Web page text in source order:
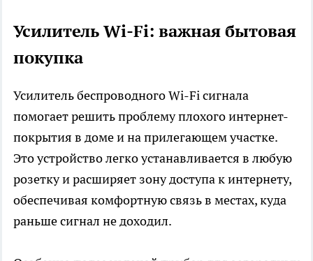
Усилитель Wi-Fi: важная бытовая
покупка
Усилитель беспроводного Wi-Fi сигнала
помогает решить проблему плохого интернет-
покрытия в доме и на прилегающем участке.
Это устройство легко устанавливается в любую
розетку и расширяет зону доступа к интернету,
обеспечивая комфортную связь в местах, куда
раньше сигнал не доходил.